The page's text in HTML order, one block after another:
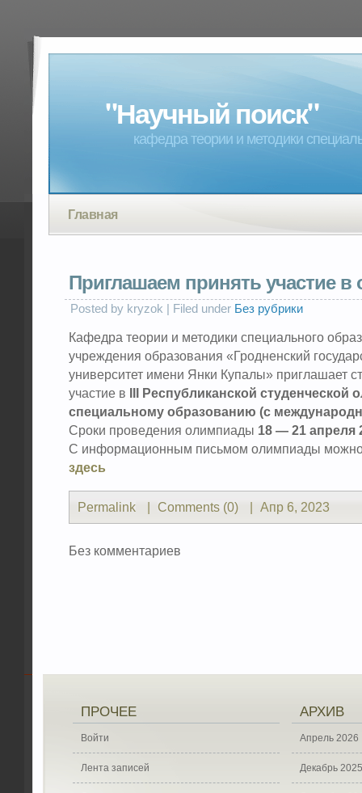
"Научный поиск"
кафедра теории и методики
Главная
Приглашаем принять участие в
Posted by kryzok | Filed under Без рубрики
Кафедра теории и методики специального
учреждения образования «Гродненский
университет имени Янки Купалы» приглашает
участие в
III Республиканской студенческой
специальному образованию (с
Сроки проведения олимпиады 18 — 21 апреля
С информационным письмом олимпиады можно
здесь
Permalink Comments (0) Апр 6, 2023
Без комментариев
ПРОЧЕЕ
Войти
Лента записей
АРХИВ
Апрель 2026
Декабрь 2025